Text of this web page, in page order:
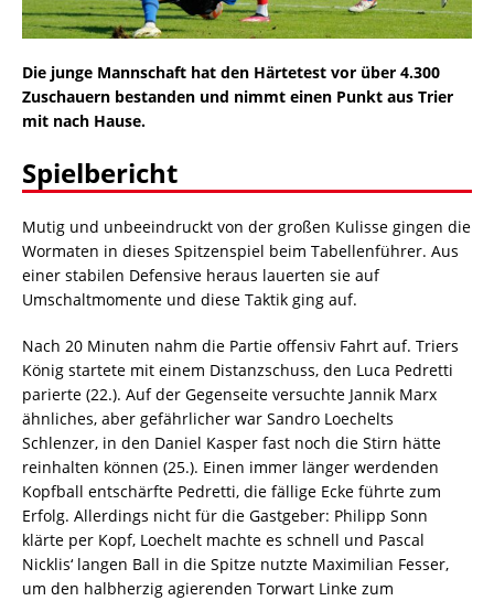
Die junge Mannschaft hat den Härtetest vor über 4.300
Zuschauern bestanden und nimmt einen Punkt aus Trier
mit nach Hause.
Spielbericht
Mutig und unbeeindruckt von der großen Kulisse gingen die
Wormaten in dieses Spitzenspiel beim Tabellenführer. Aus
einer stabilen Defensive heraus lauerten sie auf
Umschaltmomente und diese Taktik ging auf.
Nach 20 Minuten nahm die Partie offensiv Fahrt auf. Triers
König startete mit einem Distanzschuss, den Luca Pedretti
parierte (22.). Auf der Gegenseite versuchte Jannik Marx
ähnliches, aber gefährlicher war Sandro Loechelts
Schlenzer, in den Daniel Kasper fast noch die Stirn hätte
reinhalten können (25.). Einen immer länger werdenden
Kopfball entschärfte Pedretti, die fällige Ecke führte zum
Erfolg. Allerdings nicht für die Gastgeber: Philipp Sonn
klärte per Kopf, Loechelt machte es schnell und Pascal
Nicklis‘ langen Ball in die Spitze nutzte Maximilian Fesser,
um den halbherzig agierenden Torwart Linke zum